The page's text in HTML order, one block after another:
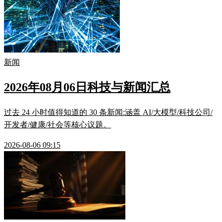
新闻
2026年08月06日科技与新闻汇总
过去 24 小时值得知道的 30 条新闻:涵盖 AI/大模型/科技公司/
开发者/健康/社会等核心议题。
2026-08-06 09:15